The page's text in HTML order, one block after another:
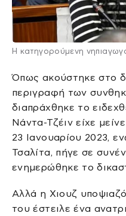
Η κατηγορούμενη
Όπως ακούστηκε στο
περιγραφή των
διαπράχθηκε το
Νάντα-Τζέιν είχε
23 Ιανουαρίου 2023,
Τσαλίτα, πήγε σε
ενημερώθηκε το
Αλλά η Χιουζ
του έστειλε ένα